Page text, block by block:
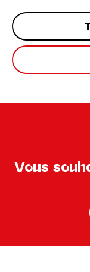
Vous